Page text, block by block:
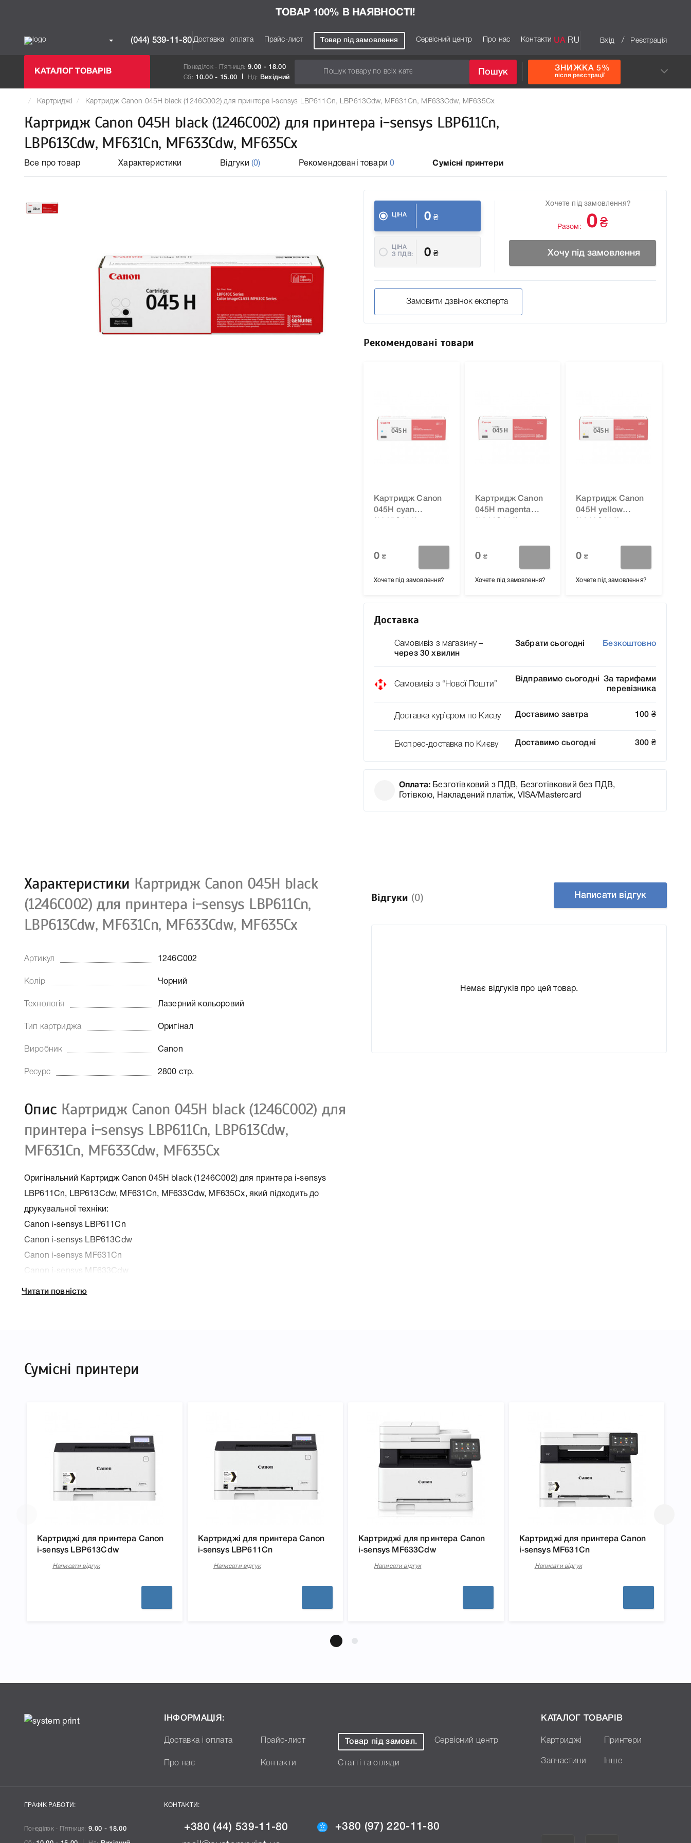
ТОВАР 100% В НАЯВНОСТІ!
(044) 539-11-80 Доставка | оплата Прайс-лист Товар під замовлення Сервісний центр Про нас Контакти UA RU Вхід / Реєстрація
КАТАЛОГ ТОВАРІВ
Понеділок - П`ятниця: 9.00 - 18.00
Сб: 10.00 - 15.00 Нд: Вихідний
Пошук ЗНИЖКА 5%
після реєстрації
Картриджі Картридж Canon 045H black (1246C002) для принтера i-sensys LBP611Cn, LBP613Cdw, MF631Cn, MF633Cdw, MF635Cx
Картридж Canon 045H black (1246C002) для принтера i-sensys LBP611Cn,
LBP613Cdw, MF631Cn, MF633Cdw, MF635Cx
Все про товар Характеристики Відгуки (0) Рекомендовані товари 0 Сумісні принтери
ЦІНА 0 ₴
ЦІНА
З ПДВ:
0 ₴
Хочете під замовлення?
Разом: 0 ₴
Хочу під замовлення
Замовити дзвінок експерта
Рекомендовані товари
Картридж Canon
045H cyan
LBP613Cdw,
MF633Cdw,
0 ₴
Хочете під замовлення?
Картридж Canon
045H magenta
LBP613Cdw,
MF633Cdw,
0 ₴
Хочете під замовлення?
Картридж Canon
045H yellow
LBP613Cdw,
MF633Cdw,
0 ₴
Хочете під замовлення?
Доставка
Самовивіз з магазину –
через 30 хвилин
Забрати сьогодні Безкоштовно
Самовивіз з “Нової Пошти”
Відправимо сьогодні
За тарифами
перевізника
Доставка кур`єром по Києву Доставимо завтра 100 ₴
Експрес-доставка по Києву Доставимо сьогодні 300 ₴
Оплата: Безготівковий з ПДВ, Безготівковий без ПДВ,
Готівкою, Накладений платіж, VISA/Mastercard
Характеристики Картридж Canon 045H black
(1246C002) для принтера i-sensys LBP611Cn,
LBP613Cdw, MF631Cn, MF633Cdw, MF635Cx
Артикул 1246C002
Колір Чорний
Технологія Лазерний кольоровий
Тип картриджа Оригінал
Виробник Canon
Ресурс 2800 стр.
Опис Картридж Canon 045H black (1246C002) для
принтера i-sensys LBP611Cn, LBP613Cdw,
MF631Cn, MF633Cdw, MF635Cx
Оригінальний Картридж Canon 045H black (1246C002) для принтера i-sensys
LBP611Cn, LBP613Cdw, MF631Cn, MF633Cdw, MF635Cx, який підходить до
друкувальної техніки:
Canon i-sensys LBP611Cn
Canon i-sensys LBP613Cdw
Canon i-sensys MF631Cn
Canon i-sensys MF633Cdw
Canon i-sensys MF635Cx
Canon 045H black (1246C002) для принтера i-sensys LBP611Cn, LBP613Cdw,
MF631Cn, MF633Cdw, MF635Cx, що дозволить Вам легко підтвердити
Читати повністю
Відгуки (0) Написати відгук
Немає відгуків про цей товар.
Сумісні принтери
Картриджі для принтера Canon
i-sensys LBP613Cdw
Написати відгук
Картриджі для принтера Canon
i-sensys LBP611Cn
Написати відгук
Картриджі для принтера Canon
i-sensys MF633Cdw
Написати відгук
Картриджі для принтера Canon
i-sensys MF631Cn
Написати відгук
ІНФОРМАЦІЯ:
Доставка і оплата Прайс-лист Товар під замовл. Сервісний центр
Про нас Контакти Статті та огляди
КАТАЛОГ ТОВАРІВ
Картриджі Принтери
Запчастини Інше
ГРАФІК РАБОТИ:
Понеділок - П`ятниця: 9.00 - 18.00
КОНТАКТИ:
+380 (44) 539-11-80
+380 (97) 220-11-80